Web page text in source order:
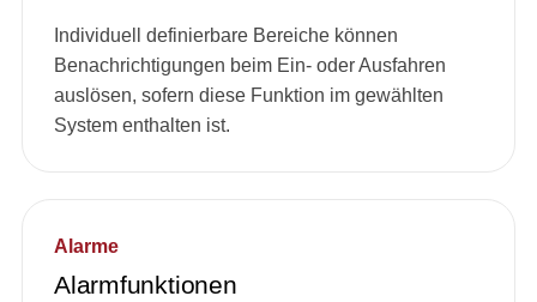
Individuell definierbare Bereiche können
Benachrichtigungen beim Ein- oder Ausfahren
auslösen, sofern diese Funktion im gewählten
System enthalten ist.
Alarme
Alarmfunktionen